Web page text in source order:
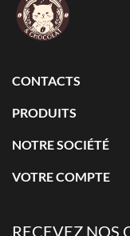
CONTACTS
PRODUITS
NOTRE SOCIÉTÉ
VOTRE COMPTE
RECEVEZ NOS